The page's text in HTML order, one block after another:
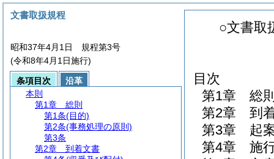
○文書取
目次
第1章
総
第2章
到
第3章
起
第4章
施
文書取扱規程
昭和37年4月1日 規程第3号
(令和8年4月1日施行)
条項目次
沿革
本則
第1章
総則
第1条(目的)
第2条(事務処理の原則)
第3条
第2章
到着文書